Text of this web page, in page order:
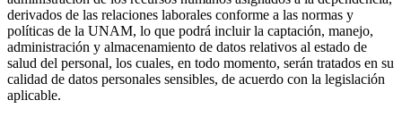
derivados de las relaciones laborales conforme a las normas y
políticas de la UNAM, lo que podrá incluir la captación, manejo,
administración y almacenamiento de datos relativos al estado de
salud del personal, los cuales, en todo momento, serán tratados en su
calidad de datos personales sensibles, de acuerdo con la legislación
aplicable.